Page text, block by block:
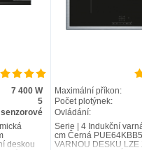
7 400 W
5
senzorové
deskou
Maximální příkon:
Počet plotýnek:
Ovládání:
Serie | 4 Indukční
cm Černá
VARNOU DESKU LZE